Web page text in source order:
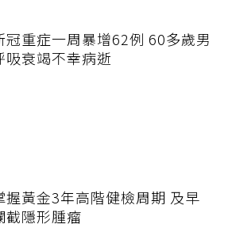
冠重症一周暴增62例 60多歲男
吸衰竭不幸病逝
握黃金3年高階健檢周期 及早
截隱形腫瘤